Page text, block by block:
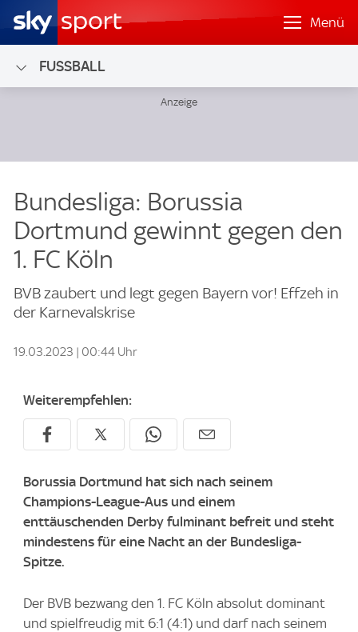
Menü
FUSSBALL
Bundesliga: Borussia
Dortmund gewinnt gegen den
1. FC Köln
BVB zaubert und legt gegen Bayern vor! Effzeh in
der Karnevalskrise
19.03.2023 | 00:44 Uhr
Weiterempfehlen:
Borussia Dortmund hat sich nach seinem
Champions-League-Aus und einem
enttäuschenden Derby fulminant befreit und steht
mindestens für eine Nacht an der Bundesliga-
Spitze.
Der BVB bezwang den 1. FC Köln absolut dominant
und spielfreudig mit 6:1 (4:1) und darf nach seinem